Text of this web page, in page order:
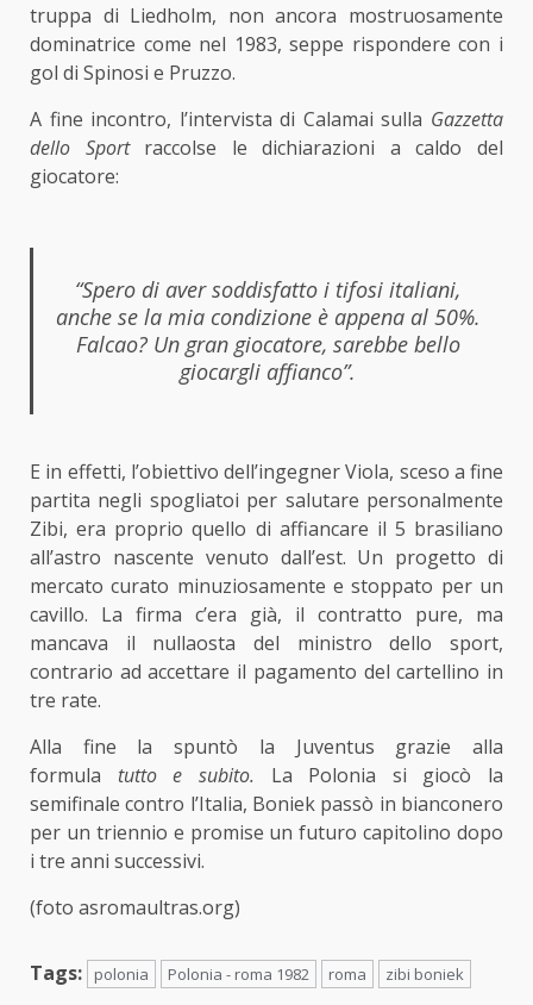
truppa di Liedholm, non ancora mostruosamente
dominatrice come nel 1983, seppe rispondere con i
gol di Spinosi e Pruzzo.
A fine incontro, l’intervista di Calamai sulla Gazzetta
dello Sport raccolse le dichiarazioni a caldo del
giocatore:
“Spero di aver soddisfatto i tifosi italiani,
anche se la mia condizione è appena al 50%.
Falcao? Un gran giocatore, sarebbe bello
giocargli affianco”.
E in effetti, l’obiettivo dell’ingegner Viola, sceso a fine
partita negli spogliatoi per salutare personalmente
Zibi, era proprio quello di affiancare il 5 brasiliano
all’astro nascente venuto dall’est. Un progetto di
mercato curato minuziosamente e stoppato per un
cavillo. La firma c’era già, il contratto pure, ma
mancava il nullaosta del ministro dello sport,
contrario ad accettare il pagamento del cartellino in
tre rate.
Alla fine la spuntò la Juventus grazie alla
formula tutto e subito. La Polonia si giocò la
semifinale contro l’Italia, Boniek passò in bianconero
per un triennio e promise un futuro capitolino dopo
i tre anni successivi.
(foto asromaultras.org)
Tags: polonia Polonia - roma 1982 roma zibi boniek